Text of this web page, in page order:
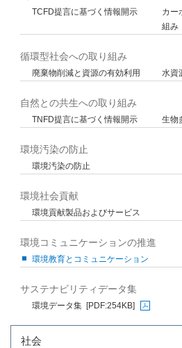
TCFD提言に基づく情報開示
カー
組み
循環型社会への取り組み
廃棄物削減と資源の有効利用 水資
自然との共生への取り組み
TNFD提言に基づく情報開示 生物
環境汚染の防止
環境汚染の防止
環境社会貢献
環境貢献製品およびサービス
環境コミュニケーションの推進
環境教育とコミュニケーション
サステナビリティデータ集
環境データ集
[PDF:254KB]
社会